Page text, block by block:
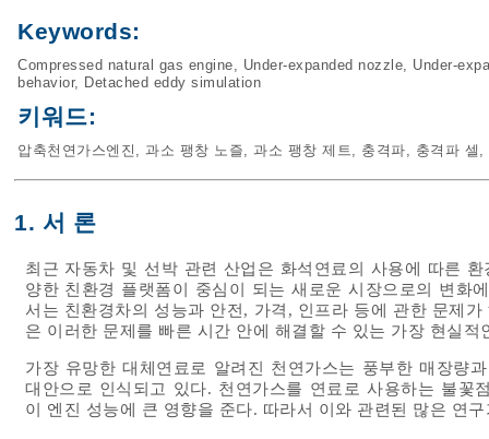
Keywords:
Compressed natural gas engine, Under-expanded nozzle, Under-
behavior, Detached eddy simulation
키워드:
압축천연가스엔진 , 과소 팽창 노즐, 과소 팽창 제트, 충격파, 충격파 셀 ,
1. 서 론
최근 자동차 및 선박 관련 산업은 화석연료의 사용에 따른
양한 친환경 플랫폼이 중심이 되는 새로운 시장으로의 변화
서는 친환경차의 성능과 안전, 가격, 인프라 등에 관한 문제
은 이러한 문제를 빠른 시간 안에 해결할 수 있는 가장 현실적
가장 유망한 대체연료로 알려진 천연가스는 풍부한 매장량
대안으로 인식되고 있다. 천연가스를 연료로 사용하는 불꽃
이 엔진 성능에 큰 영향을 준다. 따라서 이와 관련된 많은 연